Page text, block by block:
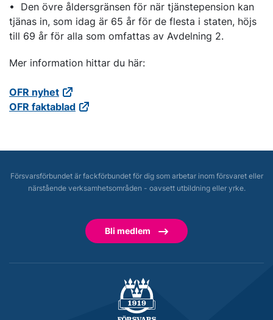
• Den övre åldersgränsen för när tjänstepension kan
tjänas in, som idag är 65 år för de flesta i staten, höjs
till 69 år för alla som omfattas av Avdelning 2.
Mer information hittar du här:
OFR nyhet
OFR faktablad
Försvarsförbundet är fackförbundet för dig som arbetar inom försvaret eller
närstående verksamhetsområden - oavsett utbildning eller yrke.
Bli medlem
Försvarsförbundet